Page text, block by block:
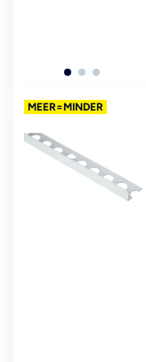
MEER=MINDER